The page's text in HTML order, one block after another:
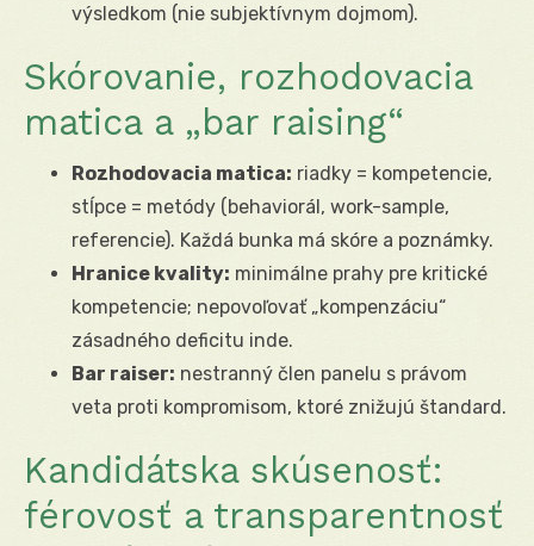
výsledkom (nie subjektívnym dojmom).
Skórovanie, rozhodovacia
matica a „bar raising“
Rozhodovacia matica: riadky = kompetencie,
stĺpce = metódy (behaviorál, work-sample,
referencie). Každá bunka má skóre a poznámky.
Hranice kvality: minimálne prahy pre kritické
kompetencie; nepovoľovať „kompenzáciu“
zásadného deficitu inde.
Bar raiser: nestranný člen panelu s právom
veta proti kompromisom, ktoré znižujú štandard.
Kandidátska skúsenosť:
férovosť a transparentnosť